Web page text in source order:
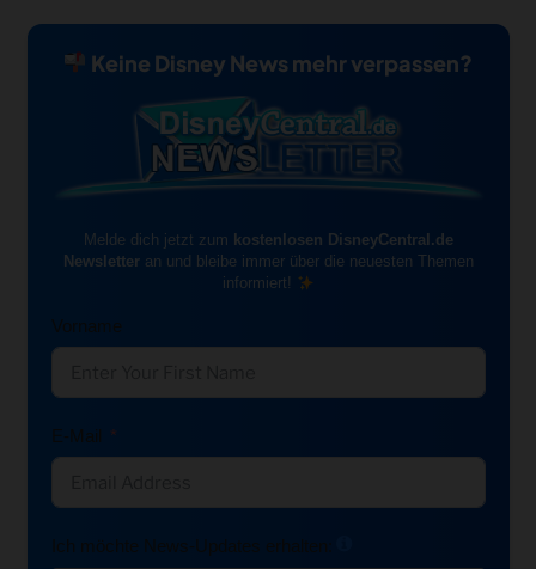
Keine Disney News mehr verpassen?
Melde dich jetzt zum kostenlosen DisneyCentral.de
Newsletteran und bleibe immer über die neuesten Themen
informiert!
Vorname
E-Mail
Ich möchte News-Updates erhalten: